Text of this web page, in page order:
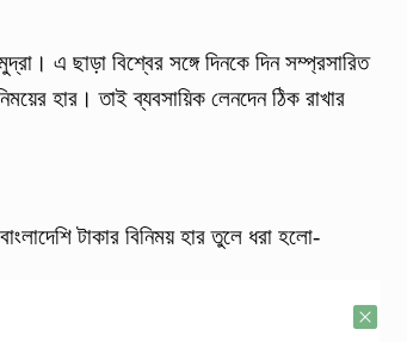
এ ছাড়া বিশ্বের সঙ্গে দিনকে দিন সম্প্রসারিত
হার। তাই ব্যবসায়িক লেনদেন ঠিক রাখার
টাকার বিনিময় হার তুলে ধরা হলো-